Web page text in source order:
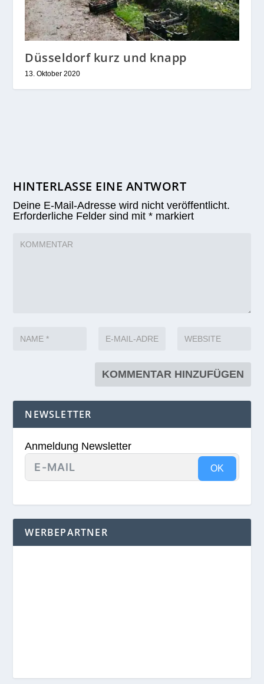
Düsseldorf kurz und knapp
13. Oktober 2020
HINTERLASSE EINE ANTWORT
Deine E-Mail-Adresse wird nicht veröffentlicht.
Erforderliche Felder sind mit* markiert
NEWSLETTER
Anmeldung Newsletter
OK
WERBEPARTNER